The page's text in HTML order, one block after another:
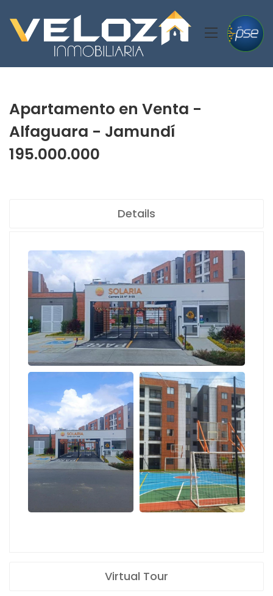
Apartamento en Venta -
Alfaguara - Jamundí
195.000.000
Details
Virtual Tour